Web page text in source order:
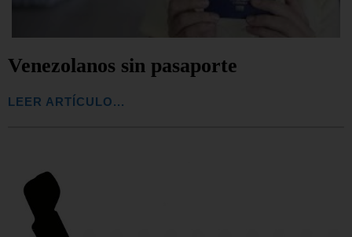
Venezolanos sin pasaporte
LEER ARTÍCULO...